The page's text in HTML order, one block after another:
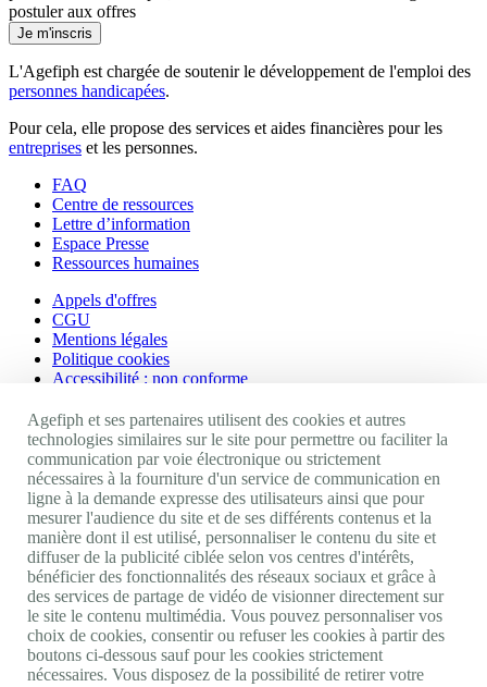
postuler aux offres
Je m'inscris
L'Agefiph est chargée de soutenir le développement de l'emploi des
personnes handicapées.
Pour cela, elle propose des services et aides financières pour les
entreprises et les personnes.
FAQ
Centre de ressources
Lettre d’information
Espace Presse
Ressources humaines
Appels d'offres
CGU
Mentions légales
Politique cookies
Accessibilité : non conforme
Nos autres sites
Site portail Agefiph
Activateur de progrès
Handinnov
Innovation et recherche
Université du RRH
Service AppuiPro
Nous suivre
Youtube
Linkedin
Agefiph et ses partenaires utilisent des cookies et autres
technologies similaires sur le site pour permettre ou faciliter la
communication par voie électronique ou strictement
nécessaires à la fourniture d'un service de communication en
ligne à la demande expresse des utilisateurs ainsi que pour
mesurer l'audience du site et de ses différents contenus et la
manière dont il est utilisé, personnaliser le contenu du site et
diffuser de la publicité ciblée selon vos centres d'intérêts,
bénéficier des fonctionnalités des réseaux sociaux et grâce à
des services de partage de vidéo de visionner directement sur
le site le contenu multimédia. Vous pouvez personnaliser vos
choix de cookies, consentir ou refuser les cookies à partir des
boutons ci-dessous sauf pour les cookies strictement
nécessaires. Vous disposez de la possibilité de retirer votre